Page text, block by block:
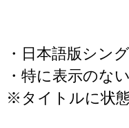
・日本語版シン
・特に表示のな
※タイトルに状